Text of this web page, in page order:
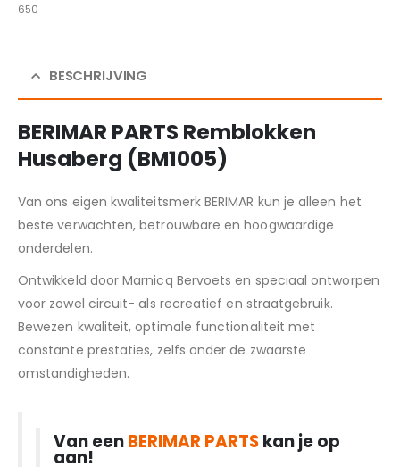
650
BESCHRIJVING
BERIMAR PARTS Remblokken
Husaberg (BM1005)
Van ons eigen kwaliteitsmerk BERIMAR kun je alleen het
beste verwachten, betrouwbare en hoogwaardige
onderdelen.
Ontwikkeld door Marnicq Bervoets en speciaal ontworpen
voor zowel circuit- als recreatief en straatgebruik.
Bewezen kwaliteit, optimale functionaliteit met
constante prestaties, zelfs onder de zwaarste
omstandigheden.
Van een BERIMAR PARTSkan je op
aan!